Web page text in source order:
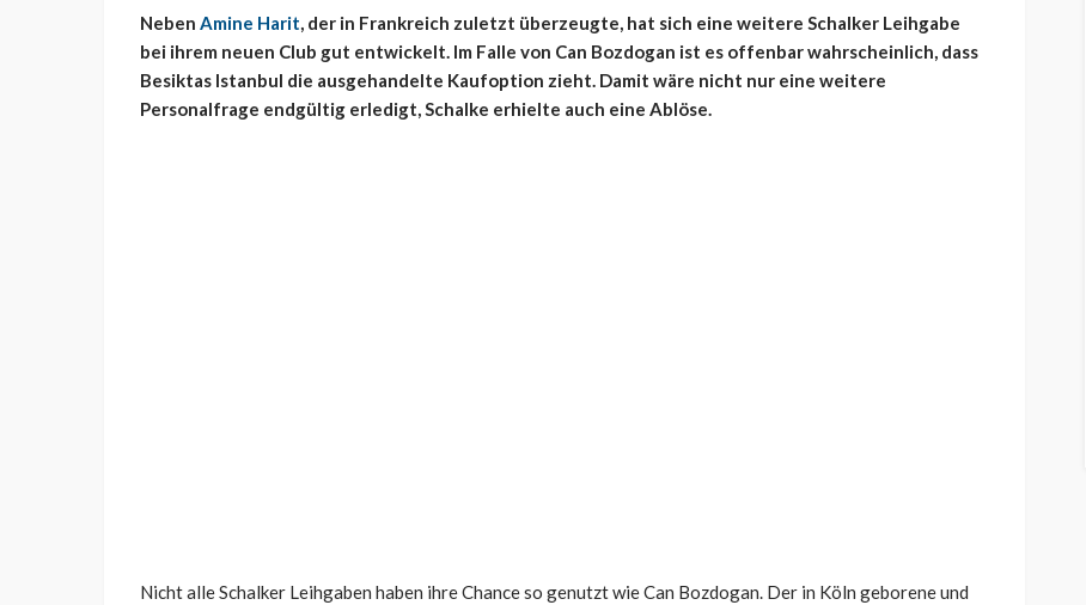
Neben Amine Harit, der in Frankreich zuletzt überzeugte, hat sich eine weitere Schalker Leihgabe
bei ihrem neuen Club gut entwickelt. Im Falle von Can Bozdogan ist es offenbar wahrscheinlich, dass
Besiktas Istanbul die ausgehandelte Kaufoption zieht. Damit wäre nicht nur eine weitere
Personalfrage endgültig erledigt, Schalke erhielte auch eine Ablöse.
Nicht alle Schalker Leihgaben haben ihre Chance so genutzt wie Can Bozdogan. Der in Köln geborene und